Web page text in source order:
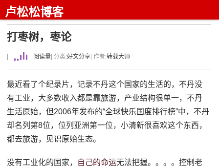
卢松松博客
打枣树，枣论
阅读量 | 分类:好文分享 | 作者:转载大师
最近看了个纪录片，记录不丹这个国家的生活的，不丹没
有工业，大多数收入都是靠旅游，产业结构很单一，不丹
生活原始，但2006年发布的“全球快乐国度排行榜”中，不丹
却名列第8位，位列亚洲第一位，小清新很喜欢这个东西，
都去旅游，见识原始生态。
没有工业化的国家， 自己的命运无法把握。。。。控制老